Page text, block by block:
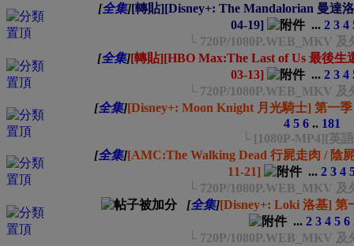
[全集][轉貼][Disney+: The Mandalorian 曼達
04-19]
... 2 3 4
└ 720P/1080P.WEB_MKV
[全集][轉貼][HBO Max:The Last of Us 最後生
03-13]
... 2 3 4
└ 720P/1080P.WEB_MKV
[全集][Disney+: Moon Knight 月光騎士] 第一
4 5 6 .. 181
└ [1080P-MP4][英
[全集][AMC:The Walking Dead 行屍走肉 / 陰
11-21]
... 2 3 4
└ 720P/1080P.WEB_MKV
[全集][Disney+: Loki 洛基] 第
... 2 3 4 5 6
└ 720P/1080P.WEB_MKV